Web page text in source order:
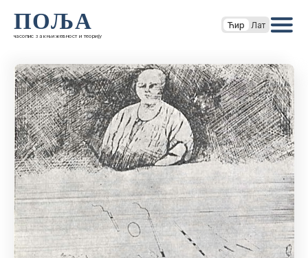
ПОЉА
часопис за књижевност и теорију
Ћир Лат